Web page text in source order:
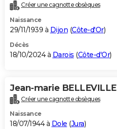
Créer une cagnotte obsèques
Naissance
29/11/1939 à Dijon (Côte-d'Or)
Décès
18/10/2024 à Darois (Côte-d'Or)
Jean-marie BELLEVILLE
Créer une cagnotte obsèques
Naissance
18/07/1944 à Dole (Jura)